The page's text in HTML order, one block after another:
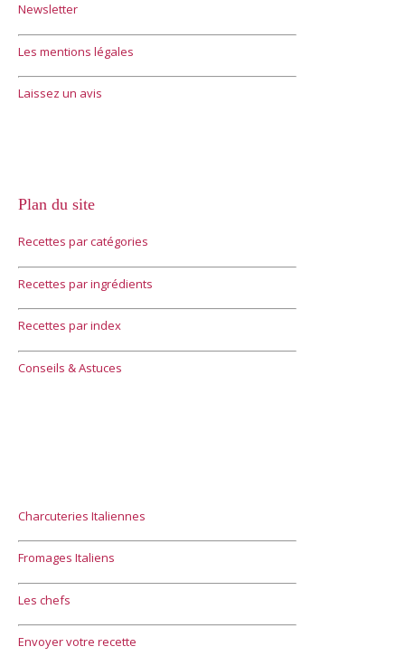
Newsletter
Les mentions légales
Laissez un avis
Plan du site
Recettes par catégories
Recettes par ingrédients
Recettes par index
Conseils & Astuces
Charcuteries Italiennes
Fromages Italiens
Les chefs
Envoyer votre recette